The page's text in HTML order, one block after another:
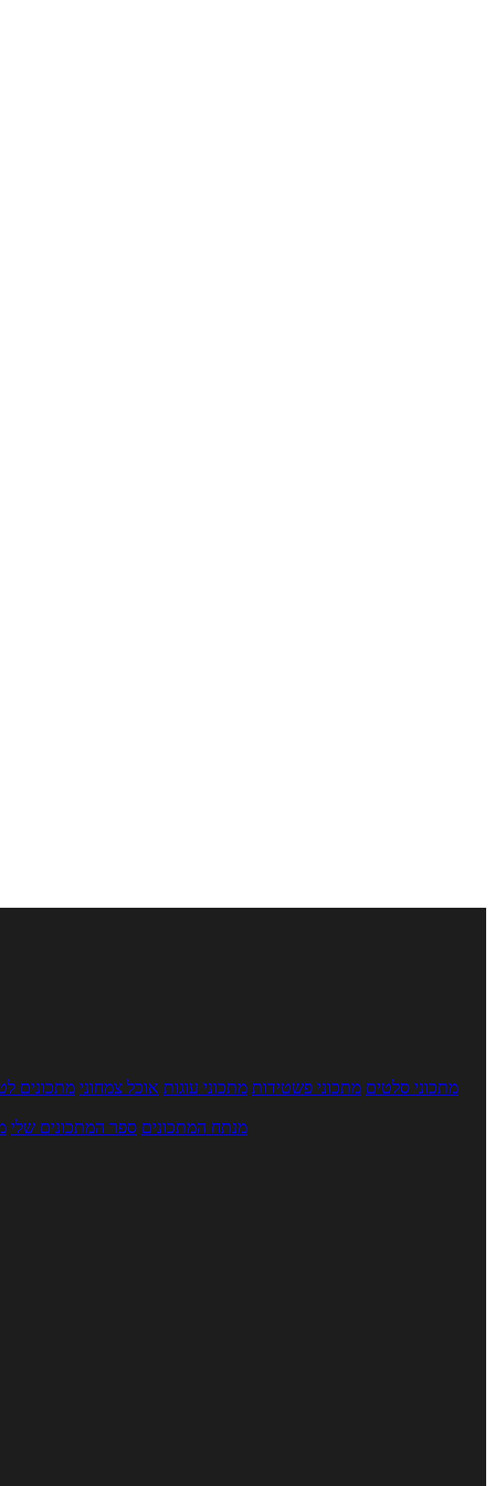
מתכוני סלטים מתכוני פשטידות מתכוני עוגות אוכל צמחוני מתכונים
מנתח המתכונים ספר המתכונים שלי